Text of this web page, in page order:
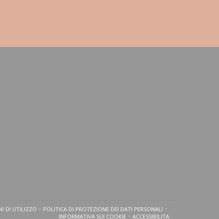
FINESTRA))
DI UTILIZZO
((APRE UNA NUOVA FINESTRA))
POLITICA DI PROTEZIONE DEI DATI PERSONALI
((APRE UNA NUOVA FINESTRA))
INFORMATIVA SUI COOKIE ACCESSIBILITA